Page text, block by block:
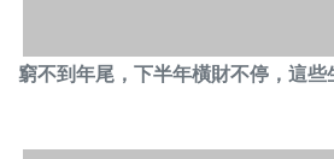
窮不到年尾，下半年橫財不停，這些